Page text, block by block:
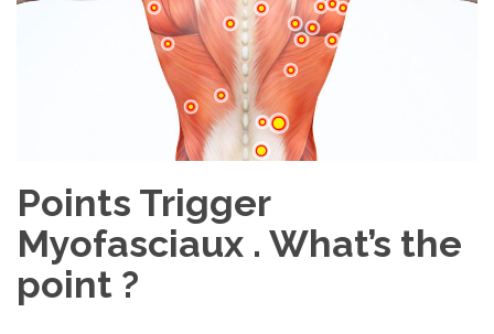
Points Trigger
Myofasciaux . What’s the
point ?